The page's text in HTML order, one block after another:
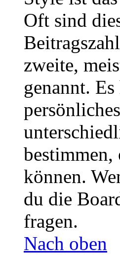
Oft sind
zweite,
genannt.
bestimmen,
können.
du die
fragen.
Nach oben